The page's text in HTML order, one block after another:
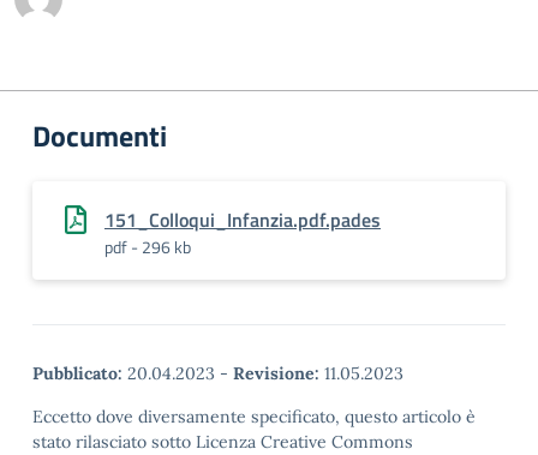
Documenti
151_Colloqui_Infanzia.pdf.pades
pdf - 296 kb
Pubblicato: 20.04.2023 - Revisione: 11.05.2023
Eccetto dove diversamente specificato, questo articolo è
stato rilasciato sotto Licenza Creative Commons